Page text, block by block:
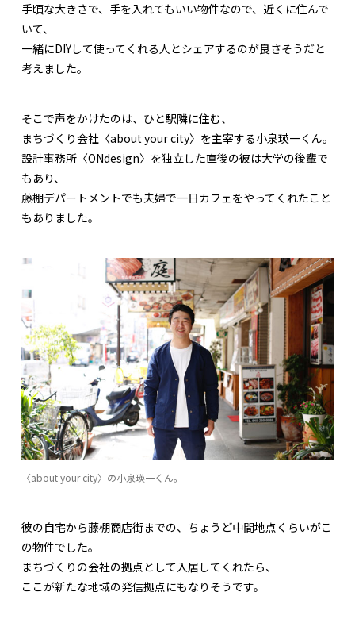
手頃な大きさで、手を入れてもいい物件なので、近くに住んで
いて、
一緒にDIYして使ってくれる人とシェアするのが良さそうだと
考えました。
そこで声をかけたのは、ひと駅隣に住む、
まちづくり会社〈about your city〉を主宰する小泉瑛一くん。
設計事務所〈ONdesign〉を独立した直後の彼は大学の後輩で
もあり、
藤棚デパートメントでも夫婦で一日カフェをやってくれたこと
もありました。
〈about your city〉の小泉瑛一くん。
彼の自宅から藤棚商店街までの、ちょうど中間地点くらいがこ
の物件でした。
まちづくりの会社の拠点として入居してくれたら、
ここが新たな地域の発信拠点にもなりそうです。